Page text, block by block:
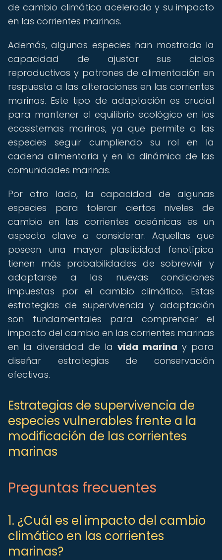
de cambio climático acelerado y su impacto
en las corrientes marinas.
Además, algunas especies han mostrado la
capacidad de ajustar sus ciclos
reproductivos y patrones de alimentación en
respuesta a las alteraciones en las corrientes
marinas. Este tipo de adaptación es crucial
para mantener el equilibrio ecológico en los
ecosistemas marinos, ya que permite a las
especies seguir cumpliendo su rol en la
cadena alimentaria y en la dinámica de las
comunidades marinas.
Por otro lado, la capacidad de algunas
especies para tolerar ciertos niveles de
cambio en las corrientes oceánicas es un
aspecto clave a considerar. Aquellas que
poseen una mayor plasticidad fenotípica
tienen más probabilidades de sobrevivir y
adaptarse a las nuevas condiciones
impuestas por el cambio climático. Estas
estrategias de supervivencia y adaptación
son fundamentales para comprender el
impacto del cambio en las corrientes marinas
en la diversidad de lavida marina y para
diseñar estrategias de conservación
efectivas.
Estrategias de supervivencia de
especies vulnerables frente a la
modificación de las corrientes
marinas
Preguntas frecuentes
1. ¿Cuál es el impacto del cambio
climático en las corrientes
marinas?